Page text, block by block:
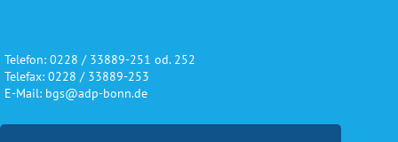
Telefon: 0228 / 33889-251 od. 252
Telefax: 0228 / 33889-253
E-Mail: bgs@adp-bonn.de